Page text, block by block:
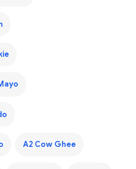
A2 Cow Ghee